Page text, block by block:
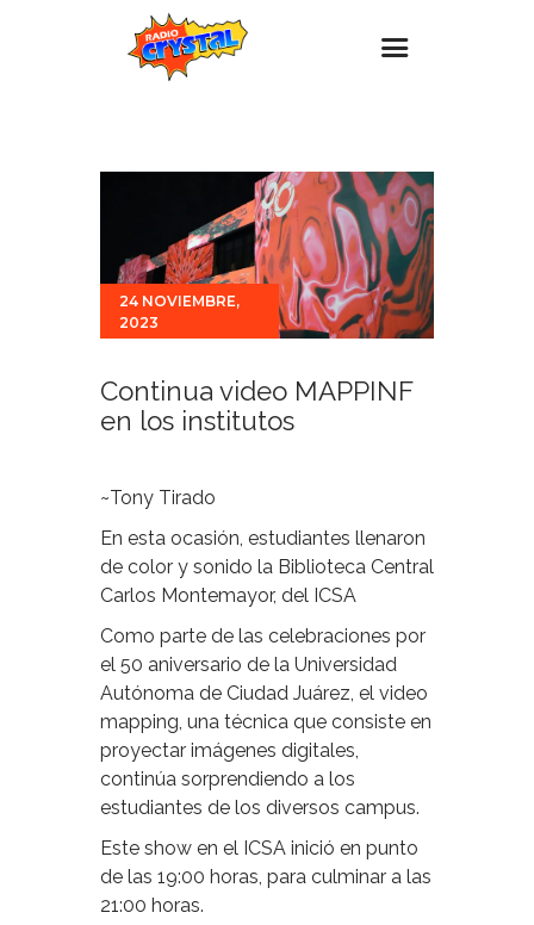
Eventos
Promociones
Noticias
Contacto
24 NOVIEMBRE,
2023
Continua video MAPPINF
en los institutos
~Tony Tirado
En esta ocasión, estudiantes llenaron
de color y sonido la Biblioteca Central
Carlos Montemayor, del ICSA
Como parte de las celebraciones por
el 50 aniversario de la Universidad
Autónoma de Ciudad Juárez, el video
mapping, una técnica que consiste en
proyectar imágenes digitales,
continúa sorprendiendo a los
estudiantes de los diversos campus.
Este show en el ICSA inició en punto
de las 19:00 horas, para culminar a las
21:00 horas.